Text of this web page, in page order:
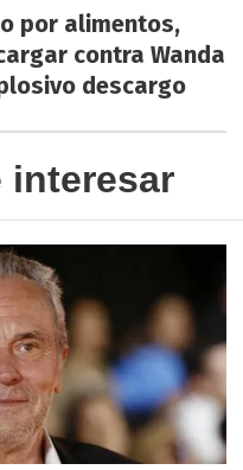
por alimentos,
contra Wanda
descargo
interesar